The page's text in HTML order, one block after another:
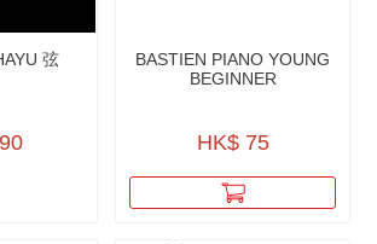
弦
BASTIEN PIANO YOUNG
BEGINNER
HK$ 75